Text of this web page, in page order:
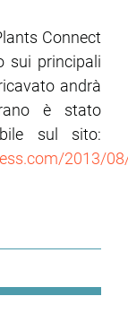
Connect
sui principali
andrà
è stato
sul sito:
2013/